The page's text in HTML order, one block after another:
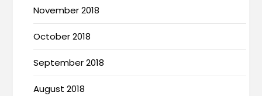
November 2018
October 2018
September 2018
August 2018